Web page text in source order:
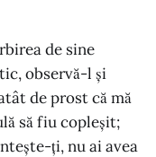
de sine
observă-l și
de prost că mă
să fiu copleșit;
ți, nu ai avea